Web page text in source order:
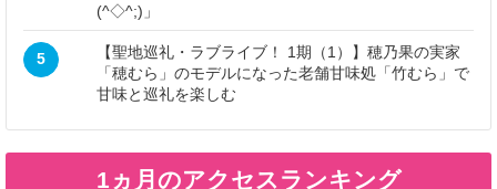
(^◇^;)」
5
【聖地巡礼・ラブライブ！ 1期（1）】穂乃果の実家
「穂むら」のモデルになった老舗甘味処「竹むら」で
甘味と巡礼を楽しむ
1ヵ月のアクセスランキング